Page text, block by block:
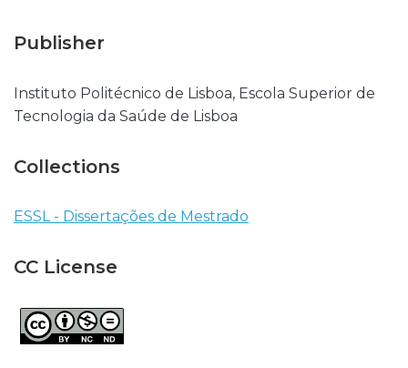
Publisher
Instituto Politécnico de Lisboa, Escola Superior de
Tecnologia da Saúde de Lisboa
Collections
ESSL - Dissertações de Mestrado
CC License